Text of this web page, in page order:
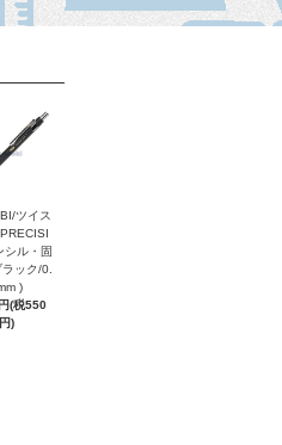
ツイス
シル・固
ック/0.
)
(税550
円)